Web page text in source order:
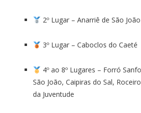
2º Lugar – Anarriê de São João
3º Lugar – Caboclos do Caeté
4º ao 8º Lugares – Forró
São João, Caipiras do Sal,
da Juventude